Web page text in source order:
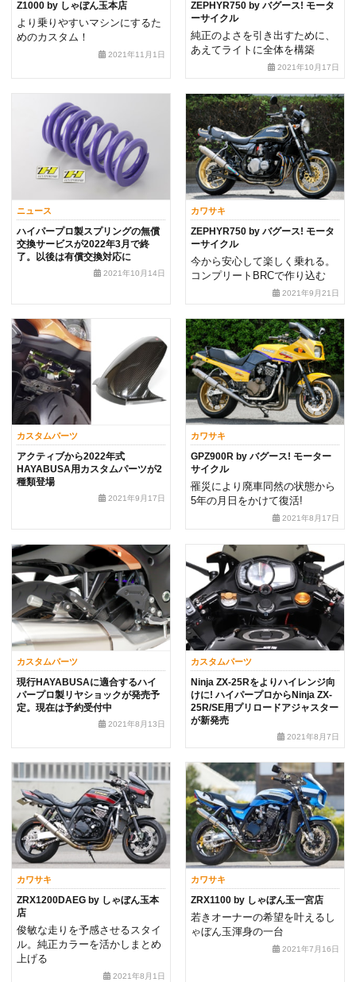
Z1000 by しゃぼん玉本店
より乗りやすいマシンにするた
めのカスタム！
2021年11月1日
ZEPHYR750 by バグース! モータ
ーサイクル
純正のよさを引き出すために、
あえてライトに全体を構築
2021年10月17日
ニュース
ハイパープロ製スプリングの無償
交換サービスが2022年3月で終
了。以後は有償交換対応に
2021年10月14日
カワサキ
ZEPHYR750 by バグース! モータ
ーサイクル
今から安心して楽しく乗れる。
コンプリートBRCで作り込む
2021年9月21日
カスタムパーツ
アクティブから2022年式
HAYABUSA用カスタムパーツが2
種類登場
2021年9月17日
カワサキ
GPZ900R by バグース! モーター
サイクル
罹災により廃車同然の状態から
5年の月日をかけて復活!
2021年8月17日
カスタムパーツ
現行HAYABUSAに適合するハイ
パープロ製リヤショックが発売予
定。現在は予約受付中
2021年8月13日
カスタムパーツ
Ninja ZX-25Rをよりハイレンジ向
けに! ハイパープロからNinja ZX-
25R/SE用プリロードアジャスター
が新発売
2021年8月7日
カワサキ
ZRX1200DAEG by しゃぼん玉本
店
俊敏な走りを予感させるスタイ
ル。純正カラーを活かしまとめ
上げる
2021年8月1日
カワサキ
ZRX1100 by しゃぼん玉一宮店
若きオーナーの希望を叶えるし
ゃぼん玉渾身の一台
2021年7月16日